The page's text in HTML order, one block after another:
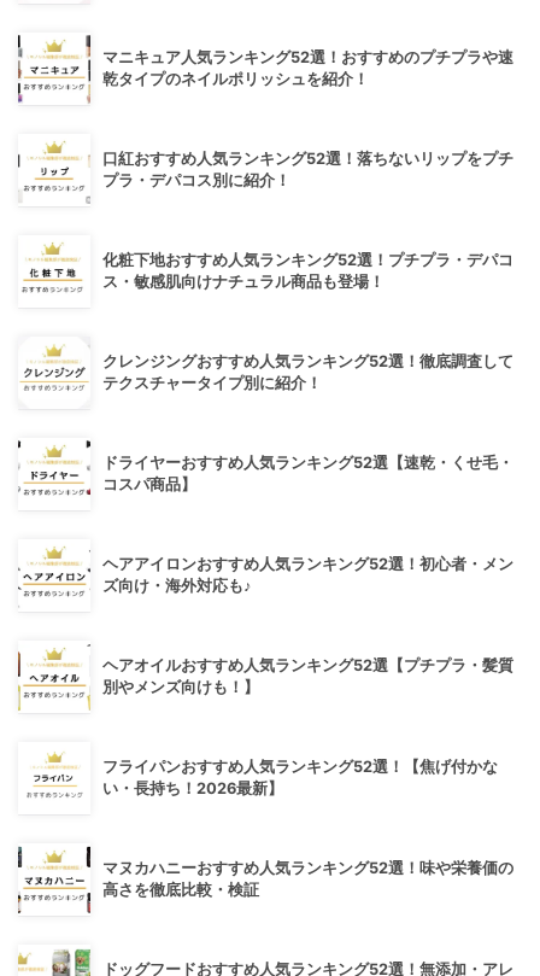
マニキュア人気ランキング52選！おすすめのプチプラや速
乾タイプのネイルポリッシュを紹介！
口紅おすすめ人気ランキング52選！落ちないリップをプチ
プラ・デパコス別に紹介！
化粧下地おすすめ人気ランキング52選！プチプラ・デパコ
ス・敏感肌向けナチュラル商品も登場！
クレンジングおすすめ人気ランキング52選！徹底調査して
テクスチャータイプ別に紹介！
ドライヤーおすすめ人気ランキング52選【速乾・くせ毛・
コスパ商品】
ヘアアイロンおすすめ人気ランキング52選！初心者・メン
ズ向け・海外対応も♪
ヘアオイルおすすめ人気ランキング52選【プチプラ・髪質
別やメンズ向けも！】
フライパンおすすめ人気ランキング52選！【焦げ付かな
い・長持ち！2026最新】
マヌカハニーおすすめ人気ランキング52選！味や栄養価の
高さを徹底比較・検証
ドッグフードおすすめ人気ランキング52選！無添加・アレ